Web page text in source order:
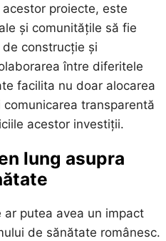
proiecte, este
și comunitățile să fie
construcție și
între diferitele
facilita nu doar alocarea
transparentă
acestor investiții.
lung asupra
ar putea avea un impact
de sănătate românesc.